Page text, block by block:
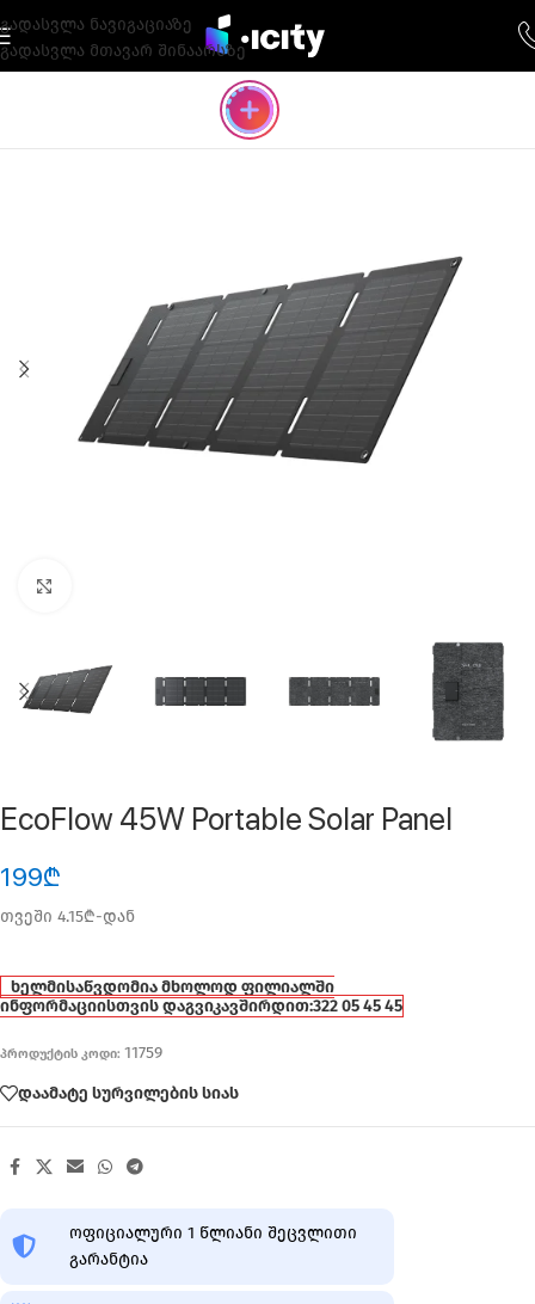
გადასვლა ნავიგაციაზე
გადასვლა მთავარ შინაარსზე
EcoFlow 45W Portable Solar Panel
199₾
თვეში 4.15₾-დან
ხელმისაწვდომია მხოლოდ ფილიალში
ინფორმაციისთვის დაგვიკავშირდით:322 05 45 45
პროდუქტის კოდი: 11759
დაამატე სურვილების სიას
ოფიციალური 1 წლიანი შეცვლითი
გარანტია